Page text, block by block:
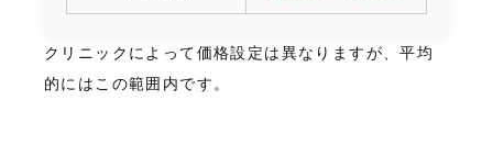
クリニックによって価格設定は異なりますが、平均
的にはこの範囲内です。